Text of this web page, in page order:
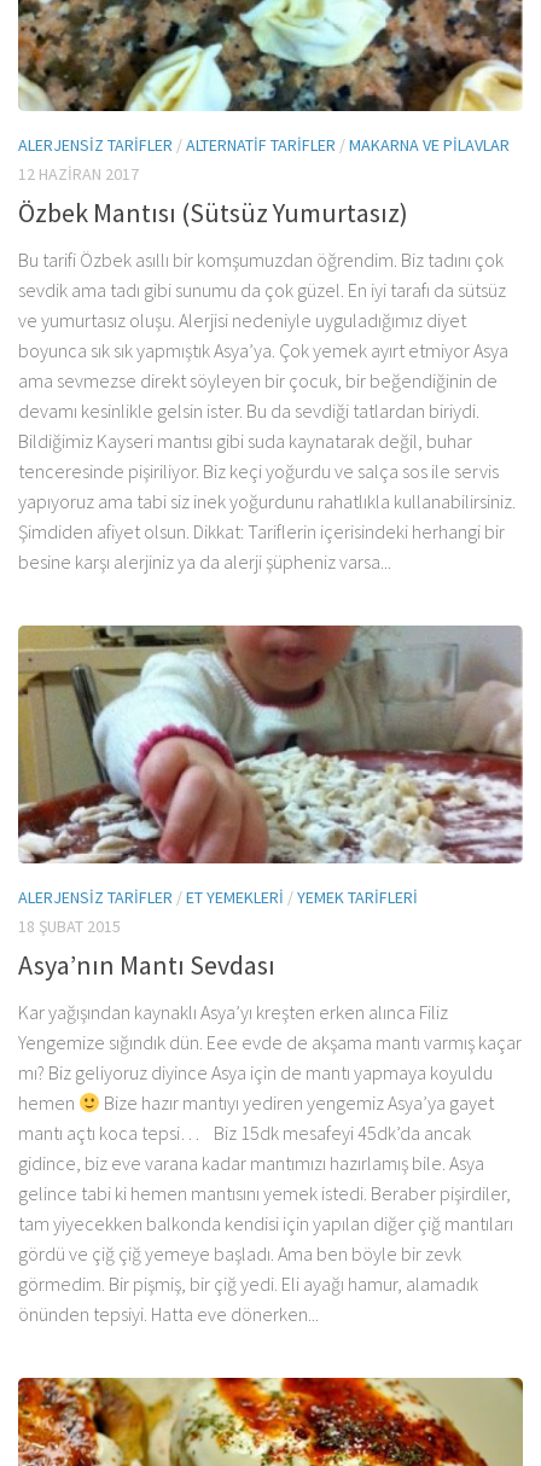
ALERJENSIZ TARIFLER /ALTERNATIF TARIFLER /MAKARNA VE PILAVLAR
12 HAZIRAN 2017
Özbek Mantısı (Sütsüz Yumurtasız)
Bu tarifi Özbek asıllı bir komşumuzdan öğrendim. Biz tadını çok
sevdik ama tadı gibi sunumu da çok güzel. En iyi tarafı da sütsüz
ve yumurtasız oluşu. Alerjisi nedeniyle uyguladığımız diyet
boyunca sık sık yapmıştık Asya’ya. Çok yemek ayırt etmiyor Asya
ama sevmezse direkt söyleyen bir çocuk, bir beğendiğinin de
devamı kesinlikle gelsin ister. Bu da sevdiği tatlardan biriydi.
Bildiğimiz Kayseri mantısı gibi suda kaynatarak değil, buhar
tenceresinde pişiriliyor. Biz keçi yoğurdu ve salça sos ile servis
yapıyoruz ama tabi siz inek yoğurdunu rahatlıkla kullanabilirsiniz.
Şimdiden afiyet olsun. Dikkat: Tariflerin içerisindeki herhangi bir
besine karşı alerjiniz ya da alerji şüpheniz varsa...
ALERJENSIZ TARIFLER /ET YEMEKLERI /YEMEK TARIFLERI
18 ŞUBAT 2015
Asya’nın Mantı Sevdası
Kar yağışından kaynaklı Asya’yı kreşten erken alınca Filiz
Yengemize sığındık dün. Eee evde de akşama mantı varmış kaçar
mı? Biz geliyoruz diyince Asya için de mantı yapmaya koyuldu
hemen
Bize hazır mantıyı yediren yengemiz Asya’ya gayet
mantı açtı koca tepsi… Biz 15dk mesafeyi 45dk’da ancak
gidince, biz eve varana kadar mantımızı hazırlamış bile. Asya
gelince tabi ki hemen mantısını yemek istedi. Beraber pişirdiler,
tam yiyecekken balkonda kendisi için yapılan diğer çiğ mantıları
gördü ve çiğ çiğ yemeye başladı. Ama ben böyle bir zevk
görmedim. Bir pişmiş, bir çiğ yedi. Eli ayağı hamur, alamadık
önünden tepsiyi. Hatta eve dönerken...